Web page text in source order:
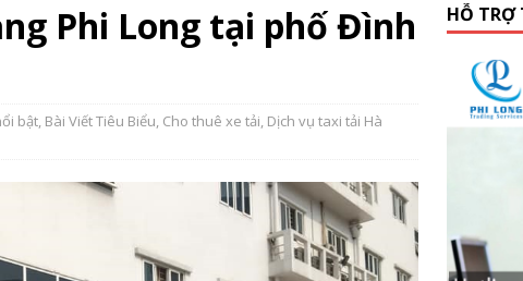
Phi Long tại phố Đình
bật, Bài Viết Tiêu Biểu, Cho thuê xe tải, Dịch vụ taxi tải Hà
HỖ TRỢ